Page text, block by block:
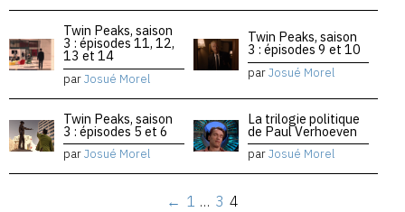
Twin Peaks, saison
3 : épisodes 11, 12,
13 et 14
parJosué Morel
Twin Peaks, saison
3 : épisodes 9 et 10
parJosué Morel
Twin Peaks, saison
3 : épisodes 5 et 6
parJosué Morel
La trilogie politique
de Paul Verhoeven
parJosué Morel
← 1 … 3 4